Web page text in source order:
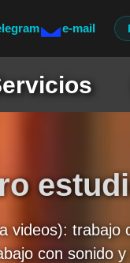
e-mail
con sonido